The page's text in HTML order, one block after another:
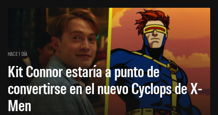
HACE 1 DÍA
Kit Connor estaría a punto de
convertirse en el nuevo Cyclops de X-
Men